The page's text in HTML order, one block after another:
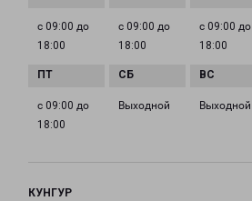
с 09:00 до
18:00
с 09:00 до
18:00
с 09:00 до
18:00
с 09:00 до
18:00
Выходной Выходной
КУНГУР